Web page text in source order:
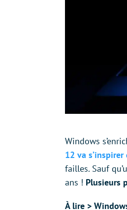
Windows
12 va s’inspirer
failles. Sauf
ans ! Plusieurs
À lire >